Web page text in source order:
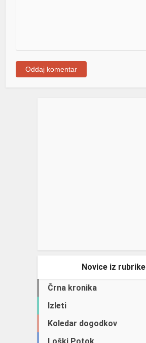
Novice iz rubrike
Črna kronika
Izleti
Koledar dogodkov